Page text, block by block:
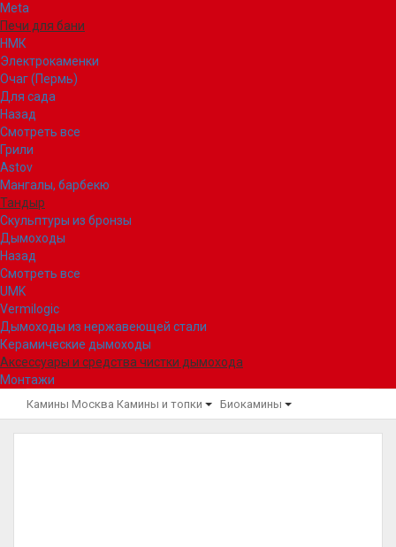
Meta
Печи для бани
НМК
Электрокаменки
Очаг (Пермь)
Для сада
Назад
Смотреть все
Грили
Astov
Мангалы, барбекю
Тандыр
Скульптуры из бронзы
Дымоходы
Назад
Смотреть все
UMK
Vermilogic
Дымоходы из нержавеющей стали
Керамические дымоходы
Аксессуары и средства чистки дымохода
Монтажи
Камины Москва Камины и топки Биокамины